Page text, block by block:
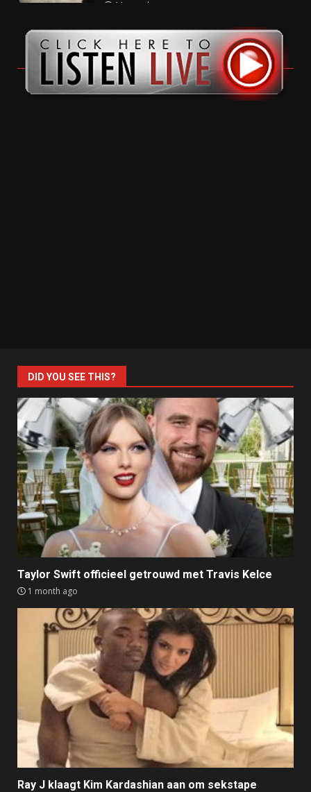
11 months ago
DID YOU SEE THIS?
Taylor Swift officieel getrouwd met Travis Kelce
1 month ago
Ray J klaagt Kim Kardashian aan om sekstape